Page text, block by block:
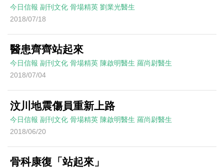
今日信報 副刊文化 骨場精英 劉業光醫生
2018/07/18
醫患齊齊站起來
今日信報 副刊文化 骨場精英 陳啟明醫生 羅尚尉醫生
2018/07/04
汶川地震傷員重新上路
今日信報 副刊文化 骨場精英 陳啟明醫生 羅尚尉醫生
2018/06/20
骨科康復「站起來」